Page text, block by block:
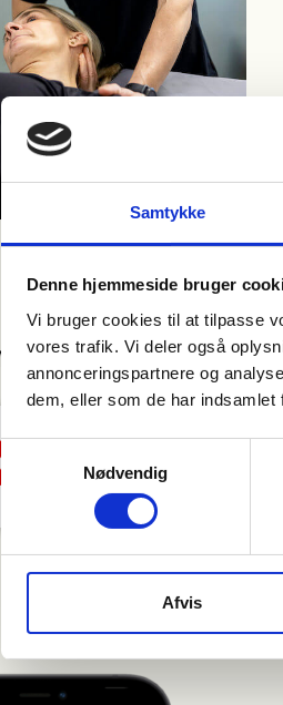
Samtykke
Denne hjemmeside bruger
Vi bruger cookies til at tilpasse
vores trafik. Vi deler også
annonceringspartnere og
dem, eller som de har indsamlet
Nødvendig
Afvis
alle